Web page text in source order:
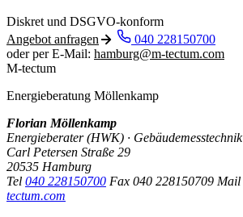
Diskret und DSGVO-konform
Angebot anfragen
040 228150700
oder per E-Mail: hamburg@m-tectum.com
M-tectum
Energieberatung Möllenkamp
Florian Möllenkamp
Energieberater (HWK) · Gebäudemesstechnik
Carl Petersen Straße 29
20535 Hamburg
Tel 040 228150700 Fax 040 228150709 Mail
tectum.com